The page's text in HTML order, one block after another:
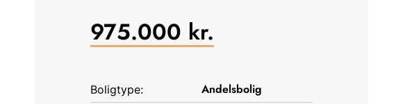
975.000 kr.
Boligtype: Andelsbolig